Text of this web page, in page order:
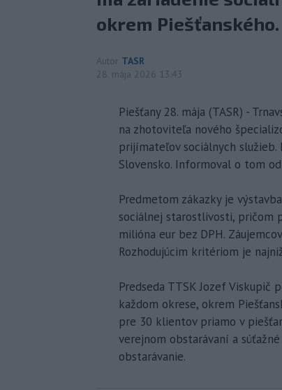
okrem Piešťanského.
Autor TASR
28. mája 2026 13:43
Piešťany 28. mája (TASR) -
na zhotoviteľa nového
prijímateľov sociálnych služieb.
Slovensko. Informoval o tom
Predmetom zákazky je
sociálnej starostlivosti, pričom
milióna eur bez DPH.
Rozhodujúcim kritériom je
Predseda TTSK Jozef Viskupič
každom okrese, okrem
pre 30 klientov priamo v
verejnom obstarávaní a
obstarávanie.